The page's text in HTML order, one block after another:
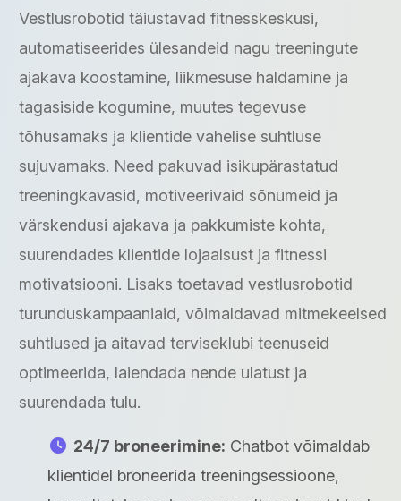
Vestlusrobotid täiustavad fitnesskeskusi,
automatiseerides ülesandeid nagu treeningute
ajakava koostamine, liikmesuse haldamine ja
tagasiside kogumine, muutes tegevuse
tõhusamaks ja klientide vahelise suhtluse
sujuvamaks. Need pakuvad isikupärastatud
treeningkavasid, motiveerivaid sõnumeid ja
värskendusi ajakava ja pakkumiste kohta,
suurendades klientide lojaalsust ja fitnessi
motivatsiooni. Lisaks toetavad vestlusrobotid
turunduskampaaniaid, võimaldavad mitmekeelsed
suhtlused ja aitavad terviseklubi teenuseid
optimeerida, laiendada nende ulatust ja
suurendada tulu.
24/7 broneerimine: Chatbot võimaldab
klientidel broneerida treeningsessioone,